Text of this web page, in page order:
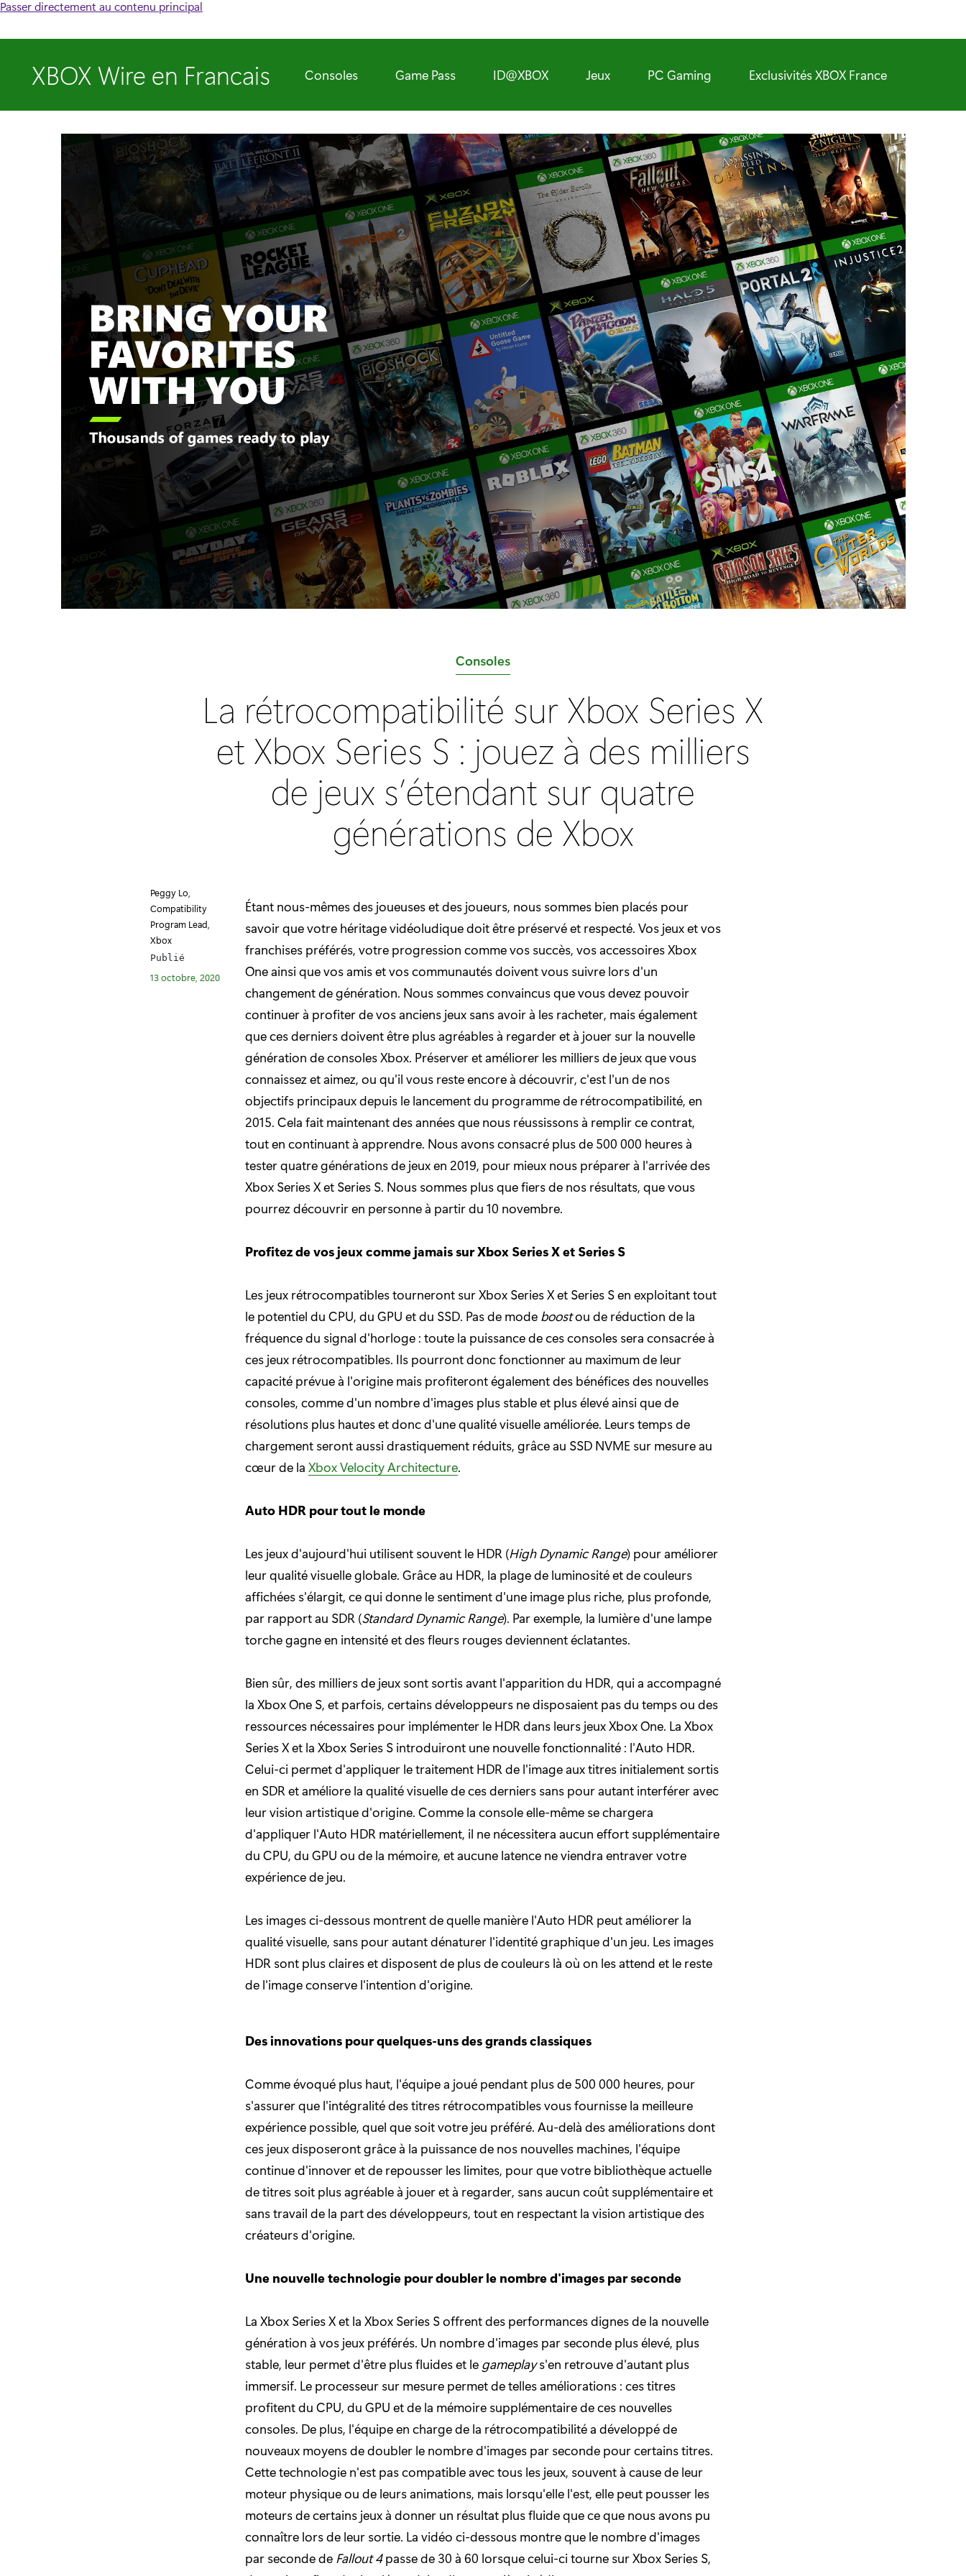
Passer directement au contenu principal
XBOX Wire en Francais Consoles Game Pass ID@XBOX Jeux PC Gaming Exclusivités XBOX France
C
t
é
g
o
r
e
Consoles
La rétrocompatibilité sur Xbox Series X
et Xbox Series S : jouez à des milliers
de jeux s’étendant sur quatre
générations de Xbox
Peggy Lo,
Compatibility
Program Lead,
Xbox
Publié
13 octobre, 2020
Étant nous-mêmes des joueuses et des joueurs, nous sommes bien placés pour
savoir que votre héritage vidéoludique doit être préservé et respecté. Vos jeux et vos
franchises préférés, votre progression comme vos succès, vos accessoires Xbox
One ainsi que vos amis et vos communautés doivent vous suivre lors d'un
changement de génération. Nous sommes convaincus que vous devez pouvoir
continuer à profiter de vos anciens jeux sans avoir à les racheter, mais également
que ces derniers doivent être plus agréables à regarder et à jouer sur la nouvelle
génération de consoles Xbox. Préserver et améliorer les milliers de jeux que vous
connaissez et aimez, ou qu'il vous reste encore à découvrir, c'est l'un de nos
objectifs principaux depuis le lancement du programme de rétrocompatibilité, en
2015. Cela fait maintenant des années que nous réussissons à remplir ce contrat,
tout en continuant à apprendre. Nous avons consacré plus de 500 000 heures à
tester quatre générations de jeux en 2019, pour mieux nous préparer à l'arrivée des
Xbox Series X et Series S. Nous sommes plus que fiers de nos résultats, que vous
pourrez découvrir en personne à partir du 10 novembre.
Profitez de vos jeux comme jamais sur Xbox Series X et Series S
Les jeux rétrocompatibles tourneront sur Xbox Series X et Series S en exploitant tout
le potentiel du CPU, du GPU et du SSD. Pas de mode boostou de réduction de la
fréquence du signal d'horloge : toute la puissance de ces consoles sera consacrée à
ces jeux rétrocompatibles. Ils pourront donc fonctionner au maximum de leur
capacité prévue à l'origine mais profiteront également des bénéfices des nouvelles
consoles, comme d'un nombre d'images plus stable et plus élevé ainsi que de
résolutions plus hautes et donc d'une qualité visuelle améliorée. Leurs temps de
chargement seront aussi drastiquement réduits, grâce au SSD NVME sur mesure au
cœur de la Xbox Velocity Architecture.
Auto HDR pour tout le monde
Les jeux d'aujourd'hui utilisent souvent le HDR (High Dynamic Range) pour améliorer
leur qualité visuelle globale. Grâce au HDR, la plage de luminosité et de couleurs
affichées s'élargit, ce qui donne le sentiment d'une image plus riche, plus profonde,
par rapport au SDR (Standard Dynamic Range). Par exemple, la lumière d'une lampe
torche gagne en intensité et des fleurs rouges deviennent éclatantes.
Bien sûr, des milliers de jeux sont sortis avant l'apparition du HDR, qui a accompagné
la Xbox One S, et parfois, certains développeurs ne disposaient pas du temps ou des
ressources nécessaires pour implémenter le HDR dans leurs jeux Xbox One. La Xbox
Series X et la Xbox Series S introduiront une nouvelle fonctionnalité : l'Auto HDR.
Celui-ci permet d'appliquer le traitement HDR de l'image aux titres initialement sortis
en SDR et améliore la qualité visuelle de ces derniers sans pour autant interférer avec
leur vision artistique d'origine. Comme la console elle-même se chargera
d'appliquer l'Auto HDR matériellement, il ne nécessitera aucun effort supplémentaire
du CPU, du GPU ou de la mémoire, et aucune latence ne viendra entraver votre
expérience de jeu.
Les images ci-dessous montrent de quelle manière l'Auto HDR peut améliorer la
qualité visuelle, sans pour autant dénaturer l'identité graphique d'un jeu. Les images
HDR sont plus claires et disposent de plus de couleurs là où on les attend et le reste
de l'image conserve l'intention d'origine.
Des innovations pour quelques-uns des grands classiques
Comme évoqué plus haut, l'équipe a joué pendant plus de 500 000 heures, pour
s'assurer que l'intégralité des titres rétrocompatibles vous fournisse la meilleure
expérience possible, quel que soit votre jeu préféré. Au-delà des améliorations dont
ces jeux disposeront grâce à la puissance de nos nouvelles machines, l'équipe
continue d'innover et de repousser les limites, pour que votre bibliothèque actuelle
de titres soit plus agréable à jouer et à regarder, sans aucun coût supplémentaire et
sans travail de la part des développeurs, tout en respectant la vision artistique des
créateurs d'origine.
Une nouvelle technologie pour doubler le nombre d'images par seconde
La Xbox Series X et la Xbox Series S offrent des performances dignes de la nouvelle
génération à vos jeux préférés. Un nombre d'images par seconde plus élevé, plus
stable, leur permet d'être plus fluides et le gameplays'en retrouve d'autant plus
immersif. Le processeur sur mesure permet de telles améliorations : ces titres
profitent du CPU, du GPU et de la mémoire supplémentaire de ces nouvelles
consoles. De plus, l'équipe en charge de la rétrocompatibilité a développé de
nouveaux moyens de doubler le nombre d'images par seconde pour certains titres.
Cette technologie n'est pas compatible avec tous les jeux, souvent à cause de leur
moteur physique ou de leurs animations, mais lorsqu'elle l'est, elle peut pousser les
moteurs de certains jeux à donner un résultat plus fluide que ce que nous avons pu
connaître lors de leur sortie. La vidéo ci-dessous montre que le nombre d'images
par seconde de Fallout 4passe de 30 à 60 lorsque celui-ci tourne sur Xbox Series S,